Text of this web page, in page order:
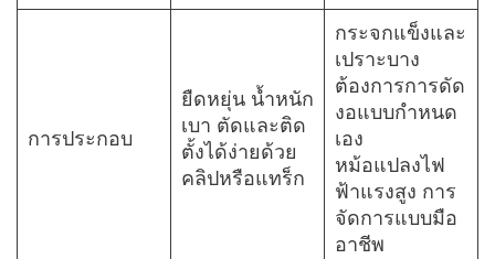
การประกอบ
ยืดหยุ่น น้ำหนัก
เบา ตัดและติด
ตั้งได้ง่ายด้วย
คลิปหรือแทร็ก
กระจกแข็งและ
เปราะบาง
ต้องการการดัด
งอแบบกำหนด
เอง
หม้อแปลงไฟ
ฟ้าแรงสูง การ
จัดการแบบมือ
อาชีพ